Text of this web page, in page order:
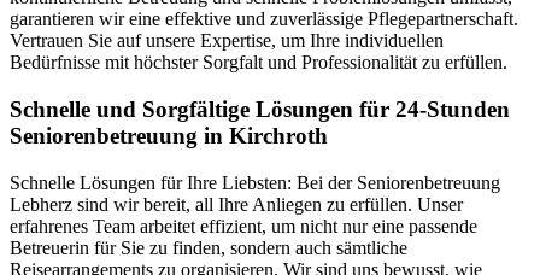
garantieren wir eine effektive und zuverlässige Pflegepartnerschaft.
Vertrauen Sie auf unsere Expertise, um Ihre individuellen
Bedürfnisse mit höchster Sorgfalt und Professionalität zu erfüllen.
Schnelle und Sorgfältige Lösungen für 24-Stunden
Seniorenbetreuung in Kirchroth
Schnelle Lösungen für Ihre Liebsten: Bei der Seniorenbetreuung
Lebherz sind wir bereit, all Ihre Anliegen zu erfüllen. Unser
erfahrenes Team arbeitet effizient, um nicht nur eine passende
Betreuerin für Sie zu finden, sondern auch sämtliche
Reisearrangements zu organisieren. Wir sind uns bewusst, wie